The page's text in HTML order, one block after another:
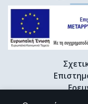
Διδακτορικές